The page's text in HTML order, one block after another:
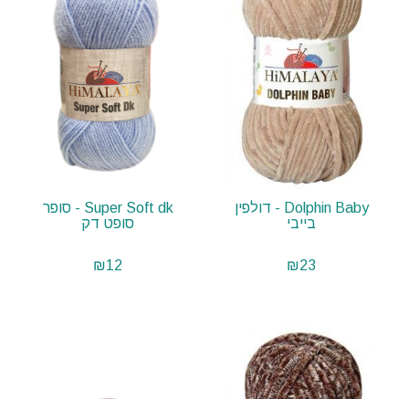
Dolphin Baby - דולפין
בייבי
₪23
Super Soft dk - סופר
סופט דק
₪12